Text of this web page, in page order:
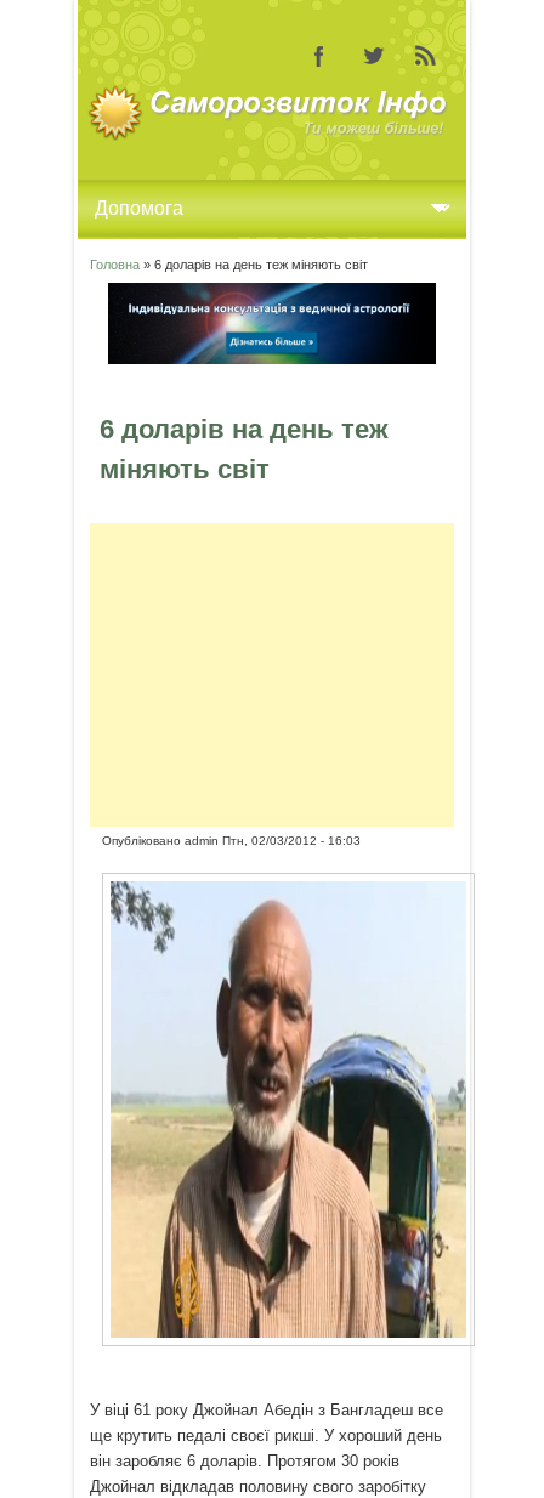
Ви є тут
Головна» 6 доларів на день теж міняють світ
6 доларів на день теж
міняють світ
Опублікованоadmin Птн, 02/03/2012 - 16:03
У віці 61 року Джойнал Абедін з Бангладеш все
ще крутить педалі своєї рикші. У хороший день
він заробляє 6 доларів.
Протягом 30 років
Джойнал відкладав половину свого заробітку